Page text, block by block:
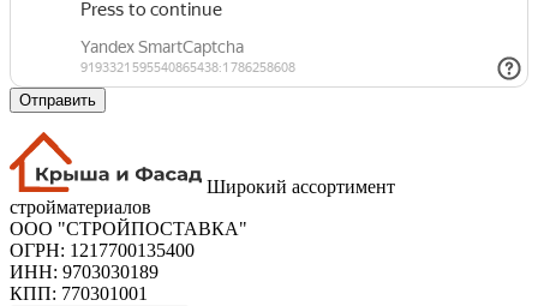
Отправить
Широкий ассортимент
стройматериалов
ООО "СТРОЙПОСТАВКА"
ОГРН: 1217700135400
ИНН: 9703030189
КПП: 770301001